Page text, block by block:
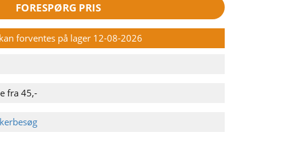
FORESPØRG PRIS
forventes på lager 12-08-2026
fra 45,-